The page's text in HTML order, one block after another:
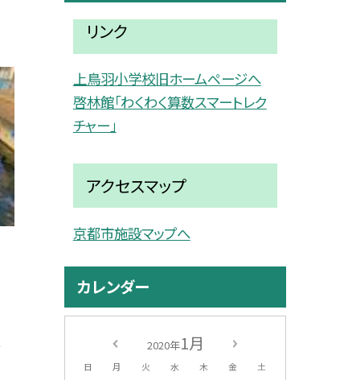
リンク
上鳥羽小学校旧ホームページへ
啓林館「わくわく算数スマートレク
チャー」
アクセスマップ
京都市施設マップへ
カレンダー
2020年1月
日 月 火 水 木 金 土